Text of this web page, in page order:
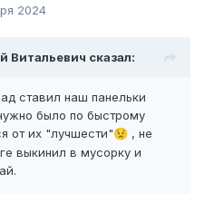
2024
Витальевич сказал:
ставил наш панельки
было по быстрому
от их "лучшести"😟 , не
выкинил в мусорку и